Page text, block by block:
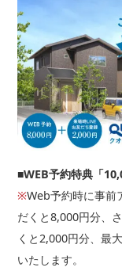
■WEB予約特典「
※Web予約時に事前
だくと8,000円分、
くと2,000円分、最
いたします。
その他の場合ご記入